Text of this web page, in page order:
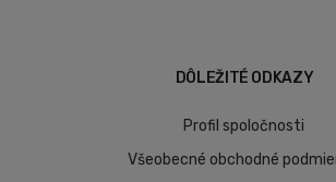
DÔLEŽITÉ ODKAZY
Profil spoločnosti
Všeobecné obchodné